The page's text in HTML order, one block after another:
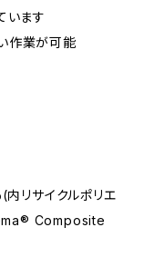
います
作業が可能
リサイクルポリエ
Composite